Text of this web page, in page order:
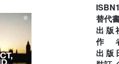
替代
出版
作
出版